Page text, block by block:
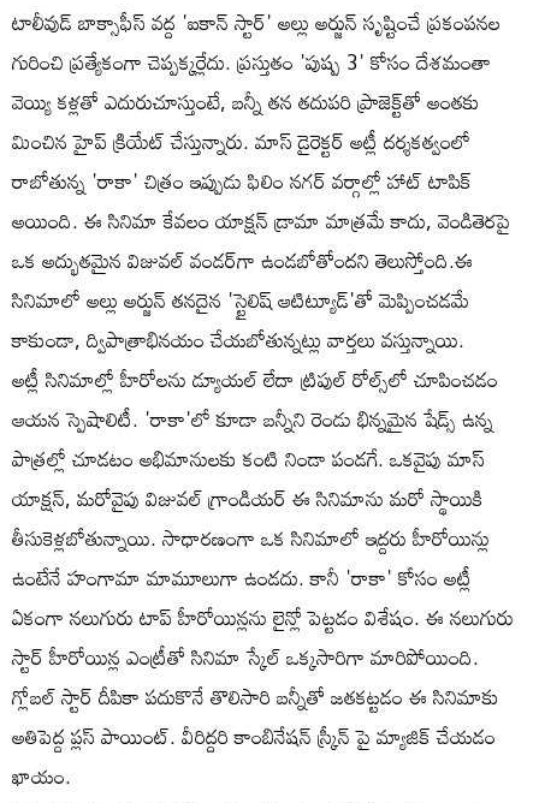
టాలీవుడ్ బాక్సాఫీస్ వద్ద 'ఐకాన్ స్టార్' అల్లు అర్జున్ సృష్టించే ప్రకంపనల
గురించి ప్రత్యేకంగా చెప్పక్కర్లేదు. ప్రస్తుతం 'పుష్ప 3' కోసం దేశమంతా
వెయ్యి కళ్లతో ఎదురుచూస్తుంటే, బన్నీ తన తదుపరి ప్రాజెక్ట్‌తో అంతకు
మించిన హైప్ క్రియేట్ చేస్తున్నారు. మాస్ డైరెక్టర్ అట్లీ దర్శకత్వంలో
రాబోతున్న 'రాకా' చిత్రం ఇప్పుడు ఫిలిం నగర్ వర్గాల్లో హాట్ టాపిక్
అయింది. ఈ సినిమా కేవలం యాక్షన్ డ్రామా మాత్రమే కాదు, వెండితెరపై
ఒక అద్భుతమైన విజువల్ వండర్‌గా ఉండబోతోందని తెలుస్తోంది.ఈ
సినిమాలో అల్లు అర్జున్ తనదైన 'స్టైలిష్ ఆటిట్యూడ్'తో మెప్పించడమే
కాకుండా, ద్విపాత్రాభినయం చేయబోతున్నట్లు వార్తలు వస్తున్నాయి.
అట్లీ సినిమాల్లో హీరోలను డ్యూయల్ లేదా ట్రిపుల్ రోల్స్‌లో చూపించడం
ఆయన స్పెషాలిటీ. 'రాకా'లో కూడా బన్నీని రెండు భిన్నమైన షేడ్స్ ఉన్న
పాత్రల్లో చూడటం అభిమానులకు కంటి నిండా పండగే. ఒకవైపు మాస్
యాక్షన్, మరోవైపు విజువల్ గ్రాండియర్ ఈ సినిమాను మరో స్థాయికి
తీసుకెళ్లబోతున్నాయి. సాధారణంగా ఒక సినిమాలో ఇద్దరు హీరోయిన్లు
ఉంటేనే హంగామా మామూలుగా ఉండదు. కానీ 'రాకా' కోసం అట్లీ
ఏకంగా నలుగురు టాప్ హీరోయిన్లను లైన్లో పెట్టడం విశేషం. ఈ నలుగురు
స్టార్ హీరోయిన్ల ఎంట్రీతో సినిమా స్కేల్ ఒక్కసారిగా మారిపోయింది.
గ్లోబల్ స్టార్ దీపికా పదుకొనే తొలిసారి బన్నీతో జతకట్టడం ఈ సినిమాకు
అతిపెద్ద ప్లస్ పాయింట్. వీరిద్దరి కాంబినేషన్ స్క్రీన్ పై మ్యాజిక్ చేయడం
ఖాయం.